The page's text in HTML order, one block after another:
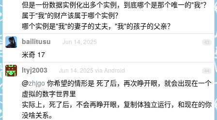
但是一份数据实例化出多个实例，到底哪个是那个唯一的"我"？
属于"我"的财产该属于哪个实例？
哪个实例是"我"的妻子的丈夫，"我"的孩子的父亲？
43
bailitusu Jun 14, 2025
米奇 17
44
ltyj2003 Jun 14, 2025 via Android
@zhjgo 你希望的情形是 死了后，再次睁开眼，就会出现在一个
虚拟的数字世界里
实际上，死了后，不会再睁开眼，复制体独立运行，和现在的你
没啥关系。